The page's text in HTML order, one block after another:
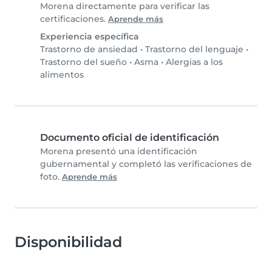
Morena directamente para verificar las
certificaciones. Aprende más
Experiencia específica
Trastorno de ansiedad • Trastorno del lenguaje •
Trastorno del sueño • Asma • Alergias a los
alimentos
Documento oficial de identificación
Morena presentó una identificación
gubernamental y completó las verificaciones de
foto. Aprende más
Disponibilidad